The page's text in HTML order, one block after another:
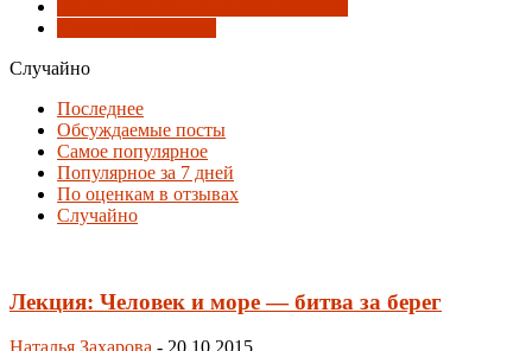
Случайно
Последнее
Обсуждаемые посты
Самое популярное
Популярное за 7 дней
По оценкам в отзывах
Случайно
Лекция: Человек и море — битва за берег